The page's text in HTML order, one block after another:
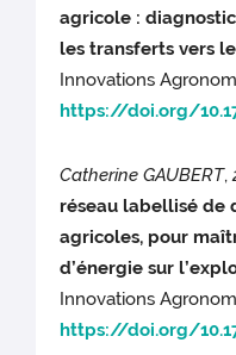
agricole :
les transferts vers
Innovations
https://doi.org/
Catherine GAUBERT,
réseau labellisé de
agricoles, pour
d’énergie sur
Innovations
https://doi.org/